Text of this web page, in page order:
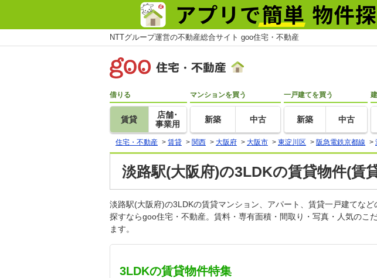
NTTグループ運営の不動産総合サイト goo住宅・不動産
借りる
賃貸
店舗･
事業用
マンションを買う
新築 中古
一戸建てを買う
新築 中古
住宅・不動産 > 賃貸 > 関西 > 大阪府 > 大阪市 > 東淀川区 > 阪急電鉄京都線 >
淡路駅(大阪府)の3LDKの賃貸物件(賃
淡路駅(大阪府)の3LDKの賃貸マンション、アパート、賃貸一戸建てな
探すならgoo住宅・不動産。賃料・専有面積・間取り・写真・人気の
ます。
3LDKの賃貸物件特集